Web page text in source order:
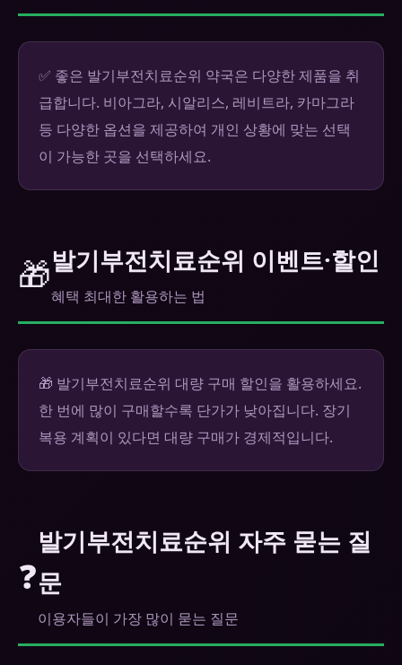
✅ 좋은 발기부전치료순위 약국은 다양한 제품을 취
급합니다. 비아그라, 시알리스, 레비트라, 카마그라
등 다양한 옵션을 제공하여 개인 상황에 맞는 선택
이 가능한 곳을 선택하세요.
🎁발기부전치료순위 이벤트·할인
혜택 최대한 활용하는 법
🎁 발기부전치료순위 대량 구매 할인을 활용하세요.
한 번에 많이 구매할수록 단가가 낮아집니다. 장기
복용 계획이 있다면 대량 구매가 경제적입니다.
❓
발기부전치료순위 자주 묻는 질
문
이용자들이 가장 많이 묻는 질문